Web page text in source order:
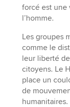
forcé est une
l’homme.
Les groupes
comme le
leur liberté
citoyens. Le
place un
de
humanitaires.